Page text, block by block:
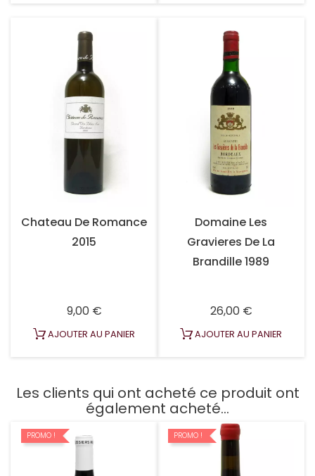
Chateau De Romance
2015
9,00 €Prix
AJOUTER AU PANIER
Domaine Les
Gravieres De La
Brandille 1989
26,00 €Prix
AJOUTER AU PANIER
Les clients qui ont acheté ce produit ont
également acheté...
PROMO ! PROMO !